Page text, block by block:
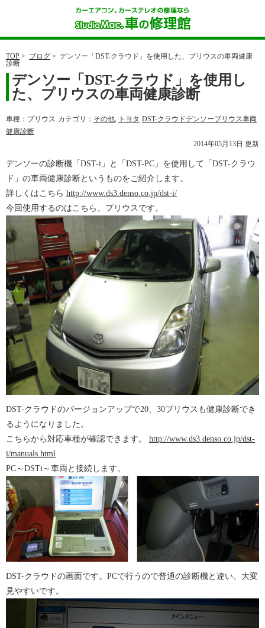
TOP > ブログ > デンソー「DST-クラウド」を使用した、プリウスの車両健康
診断
デンソー「DST-クラウド」を使用し
た、プリウスの車両健康診断
車種：プリウス カテゴリ： その他, トヨタ DST-クラウドデンソープリウス車両
健康診断
2014年05月13日 更新
デンソーの診断機「DST-i」と「DST-PC」を使用して「DST-クラウ
ド」の車両健康診断というものをご紹介します。
詳しくはこちら http://www.ds3.denso.co.jp/dst-i/
今回使用するのはこちら、プリウスです。
DST-クラウドのバージョンアップで20、30プリウスも健康診断でき
るようになりました。
こちらから対応車種が確認できます。 http://www.ds3.denso.co.jp/dst-
i/manuals.html
PC～DSTi～車両と接続します。
DST-クラウドの画面です。PCで行うので普通の診断機と違い、大変
見やすいです。